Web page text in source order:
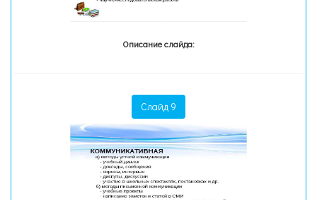
Описание слайда:
Слайд 9